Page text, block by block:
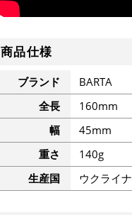
商品仕様
ブランド
BARTA
全長
160mm
幅
45mm
重さ
140g
生産国
ウクライナ